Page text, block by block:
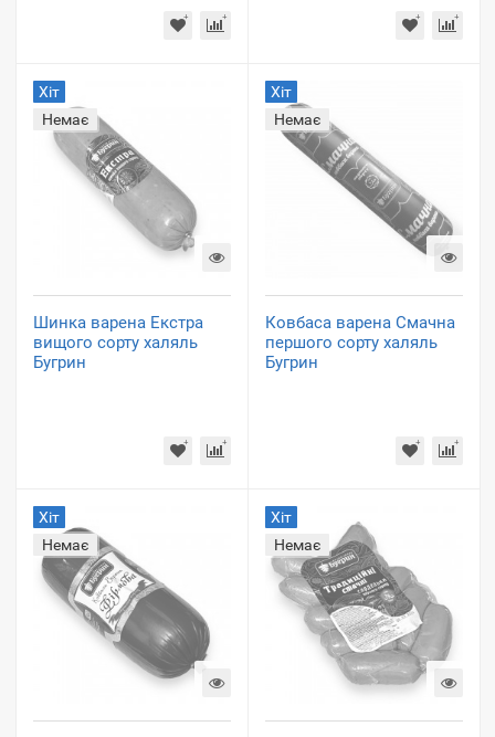
Хіт
Немає
Шинка варена Екстра
вищого сорту халяль
Бугрин
Хіт
Немає
Ковбаса варена Смачна
першого сорту халяль
Бугрин
Хіт
Немає
Хіт
Немає